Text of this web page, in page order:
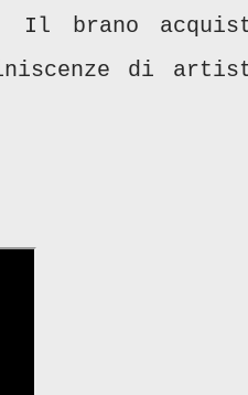
Il brano
di